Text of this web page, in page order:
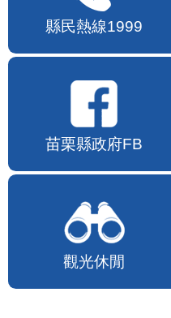
縣民熱線1999
苗栗縣政府FB
觀光休閒